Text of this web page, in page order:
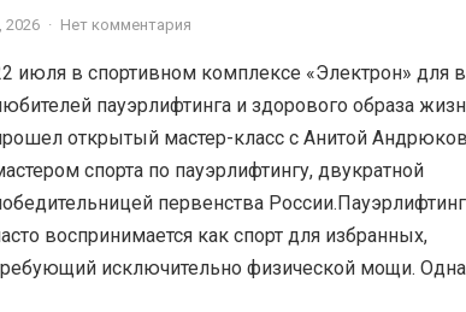
2026 · Нет комментария
июля в спортивном комплексе «Электрон» для
пауэрлифтинга и здорового образа
открытый мастер-класс с Анитой
спорта по пауэрлифтингу, двукратной
первенства России.Пауэрлифтинг
воспринимается как спорт для избранных,
исключительно физической мощи.